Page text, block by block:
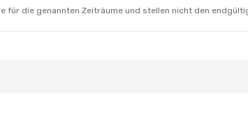
für die genannten Zeiträume und stellen nicht den